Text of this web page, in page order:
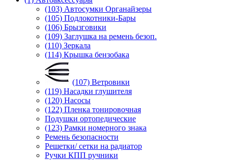
(103) Автосумки Органайзеры
(105) Подлокотники-Бары
(106) Брызговики
(109) Заглушка на ремень безоп.
(110) Зеркала
(114) Крышка бензобака
(107) Ветровики
(119) Насадки глушителя
(120) Насосы
(122) Пленка тонировочная
Подушки ортопедические
(123) Рамки номерного знака
Ремень безопасности
Решетки/ сетки на радиатор
Ручки КПП ручники